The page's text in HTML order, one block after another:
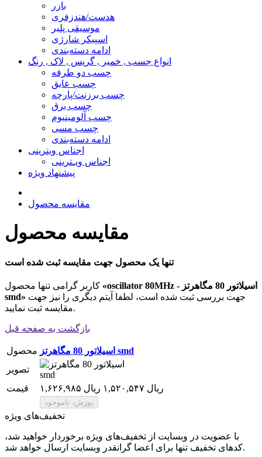
بازر
هدست/هندزفری
موسیقی پلیر
اسپیکر شارژی
ادامه دسته‌بندی
انواع چسب , خمیر , گریس , لاک , رنگ
چسب دو طرفه
چسب عایق
چسب برزنت/پارچه
چسب برق
چسب آلومینیوم
چسب مسی
ادامه دسته‌بندی
اجناس ویترینی
اجناس ویـترینی
پیشنهاد ویژه
مقایسه محصول
مقایسه محصول
تنها یک محصول جهت مقایسه ثبت شده است
«oscillator 80MHz - اسیلاتور 80 مگاهرتز
smd»
مقایسه ثبت نمایید.
بازگشت به صفحه قبل
محصول
اسیلاتور 80 مگاهرتز smd
تصویر
قیمت
۱,۶۲۶,۹۸۵ ریال ۱,۵۲۰,۵۴۷ ریال
تخفیف‌های ویژه
با عضویت در وبسایت از تخفیف‌های ویژه برخوردار خواهید شد،
کدهای تخفیف تنها برای اعضا گرانقدر وبسایت ارسال خواهد شد.